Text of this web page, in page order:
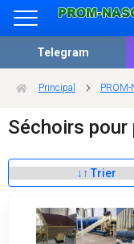
Telegram
Principal PROM-
Séchoirs